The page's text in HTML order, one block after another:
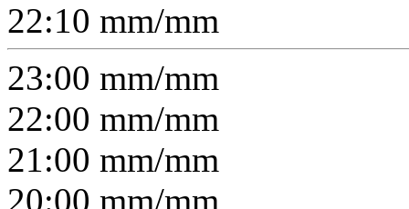
22:10 mm/mm
23:00 mm/mm
22:00 mm/mm
21:00 mm/mm
20:00 mm/mm